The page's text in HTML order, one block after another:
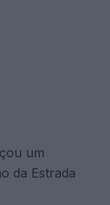
um
da Estrada